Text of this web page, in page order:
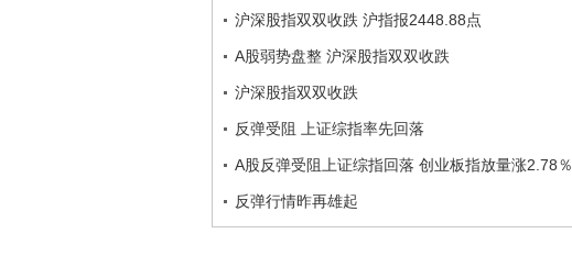
沪深股指双双收跌 沪指报2448.88点
A股弱势盘整 沪深股指双双收跌
沪深股指双双收跌
反弹受阻 上证综指率先回落
A股反弹受阻上证综指回落 创业板指放量涨2.78％
反弹行情昨再雄起